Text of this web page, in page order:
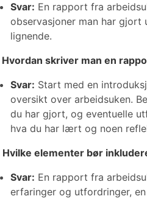
Svar: En rapport fra
observasjoner man har gjort
lignende.
Hvordan skriver man en
Svar: Start med en
oversikt over arbeidsuken.
du har gjort, og eventuelle
hva du har lært og noen
Hvilke elementer bør
Svar: En rapport fra
erfaringer og utfordringer,